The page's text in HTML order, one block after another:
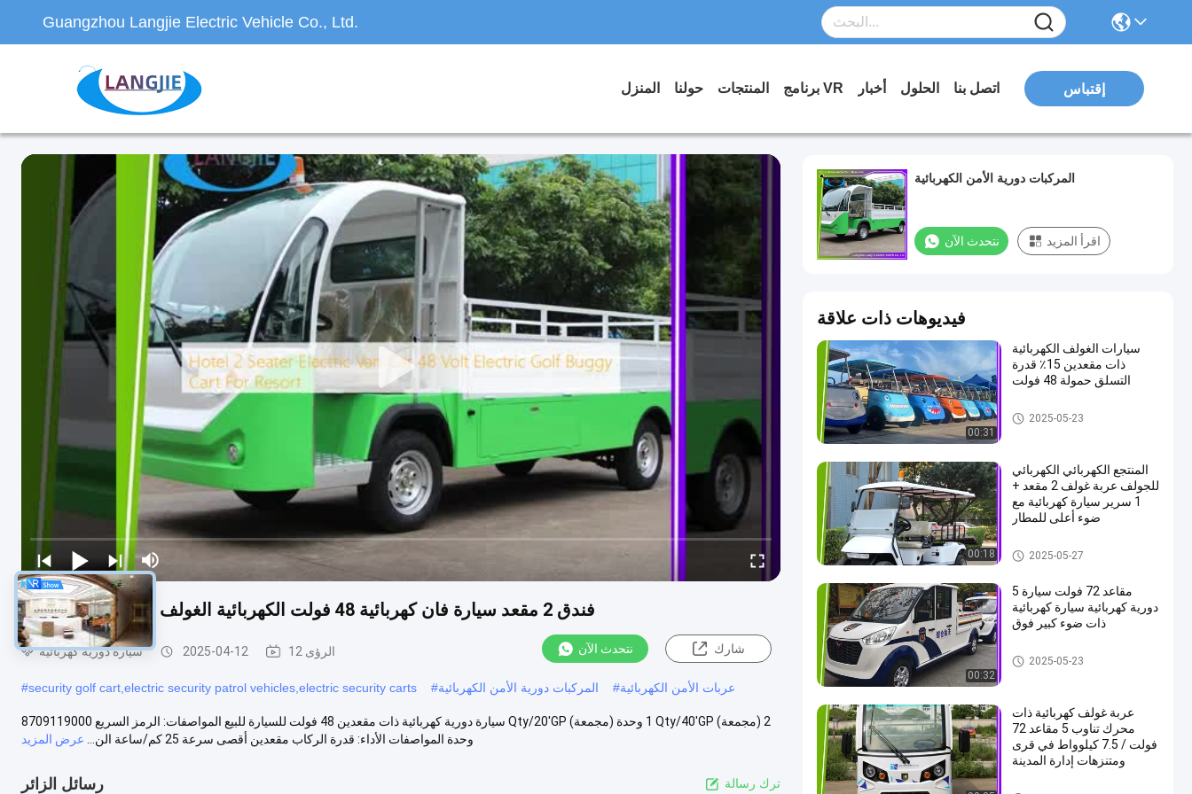
Guangzhou Langjie Electric Vehicle Co., Ltd.
المنزل حولنا المنتجات برنامج VR أخبار الحلول اتصل بنا إقتباس
فندق 2 مقعد سيارة فان كهربائية 48 فولت الكهربائية الغولف عربة عربة للمنتجع
سيارة دورية كهربائية 2025-04-12 12 الرؤى نتحدث الآن شارك
#security golf cart,electric security patrol vehicles,electric security carts #المركبات دورية الأمن الكهربائية #عربات الأمن الكهربائية
سيارة دورية كهربائية ذات مقعدين 48 فولت للسيارة للبيع المواصفات: الرمز السريع 8709119000 Qty/20'GP (مجمعة) 1 وحدة Qty/40'GP (مجمعة) 2
وحدة المواصفات الأداء: قدرة الركاب مقعدين أقصى سرعة 25 كم/ساعة الن...
عرض المزيد
رسائل الزائر ترك رسالة
المركبات دورية الأمن الكهربائية
نتحدث الآن اقرأ المزيد
فيديوهات ذات علاقة
00:31
سيارات الغولف الكهربائية
ذات مقعدين 15٪ قدرة
التسلق حمولة 48 فولت
سيارة دورية كهربائية
2025-05-23
00:18
المنتجع الكهربائي الكهربائي
للجولف عربة غولف 2 مقعد +
1 سرير سيارة كهربائية مع
ضوء أعلى للمطار
سيارة دورية كهربائية
2025-05-27
00:32
5 مقاعد 72 فولت سيارة
دورية كهربائية سيارة كهربائية
ذات ضوء كبير فوق
سيارة دورية كهربائية
2025-05-23
عربة غولف كهربائية ذات
محرك تناوب 5 مقاعد 72
فولت / 7.5 كيلوواط في قرى
ومتنزهات إدارة المدينة